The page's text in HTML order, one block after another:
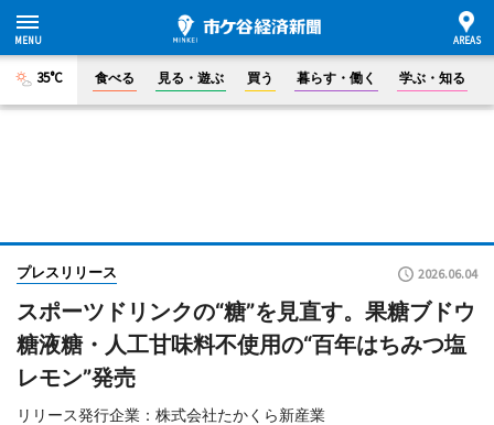
35°C 食べる 見る・遊ぶ 買う 暮らす・働く 学ぶ・知る
プレスリリース 2026.06.04
スポーツドリンクの“糖”を見直す。果糖ブドウ
糖液糖・人工甘味料不使用の“百年はちみつ塩
レモン”発売
リリース発行企業：株式会社たかくら新産業